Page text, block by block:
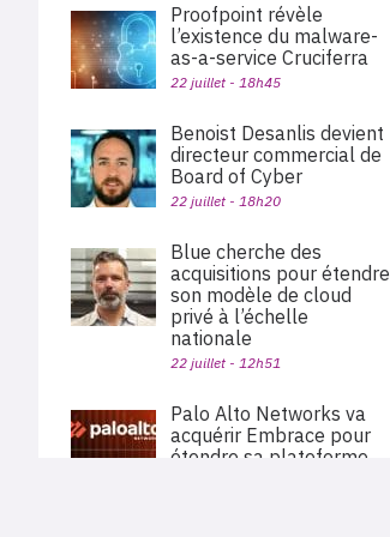
Proofpoint révèle
l’existence du malware-
as-a-service Cruciferra
22 juillet - 18h45
Benoist Desanlis devient
directeur commercial de
Board of Cyber
22 juillet - 18h20
Blue cherche des
acquisitions pour étendre
son modèle de cloud
privé à l’échelle
nationale
22 juillet - 12h51
Palo Alto Networks va
acquérir Embrace pour
étendre sa plateforme